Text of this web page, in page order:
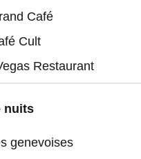
Café
Cult
Restaurant
nuits
genevoises